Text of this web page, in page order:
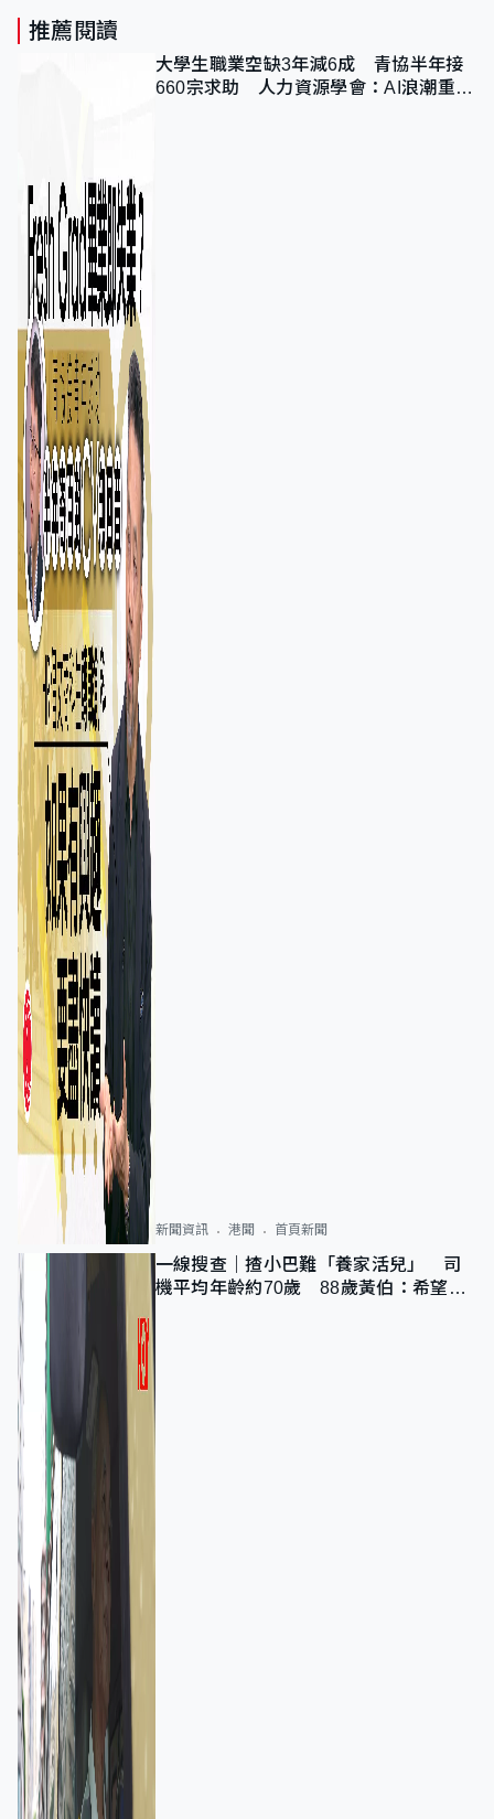
推薦閱讀
大學生職業空缺3年減6成 青協半年接
660宗求助 人力資源學會：AI浪潮重整
新聞資訊 港聞 首頁新聞
一線搜查｜揸小巴難「養家活兒」 司
機平均年齡約70歲 88歲黃伯：希望一